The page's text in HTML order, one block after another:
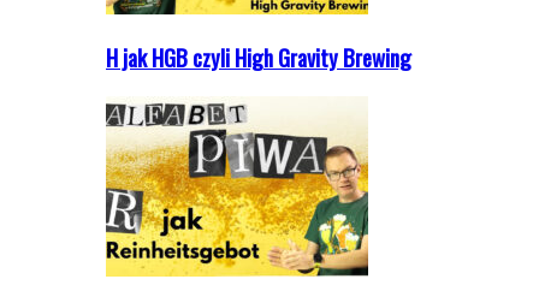
H jak HGB czyli High Gravity Brewing